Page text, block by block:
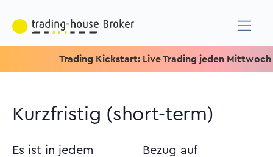
Trading Kickstart: Live Trading jeden Mittwoch um
Kurzfristig (short-term)
Es ist in jedem
Bezug auf